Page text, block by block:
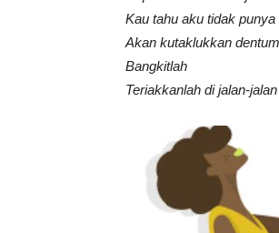
Kau tahu aku tidak
Akan kutaklukkan
Bangkitlah
Teriakkanlah di jalan-jalan